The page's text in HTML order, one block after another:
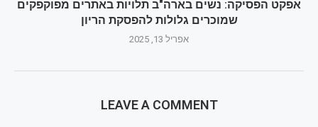
אפקט הפסיקה: נשים בארה"ב תלויות באתרים מפוקפקים
שמוכרים גלולות להפסקת הריון
אפריל 13, 2025
LEAVE A COMMENT